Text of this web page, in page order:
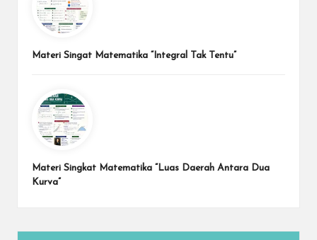
Materi Singat Matematika “Integral Tak Tentu”
Materi Singkat Matematika “Luas Daerah Antara Dua
Kurva”